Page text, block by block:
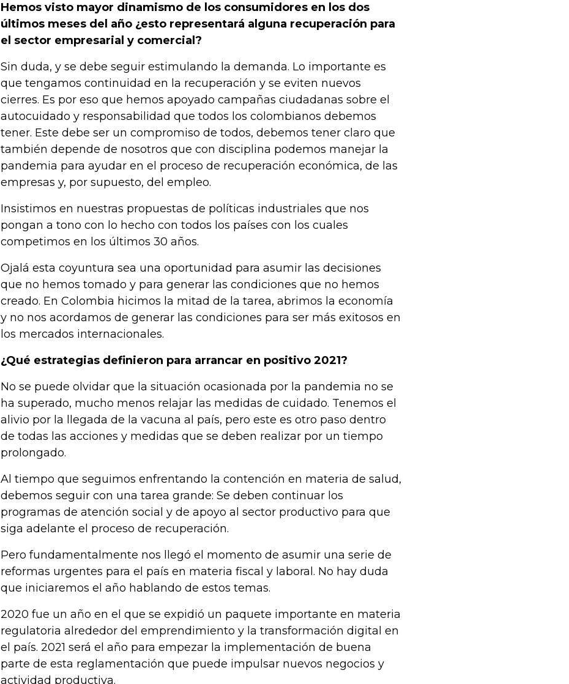
Hemos visto mayor dinamismo de los consumidores en los dos
últimos meses del año ¿esto representará alguna recuperación para
el sector empresarial y comercial?
Sin duda, y se debe seguir estimulando la demanda. Lo importante es
que tengamos continuidad en la recuperación y se eviten nuevos
cierres. Es por eso que hemos apoyado campañas ciudadanas sobre el
autocuidado y responsabilidad que todos los colombianos debemos
tener. Este debe ser un compromiso de todos, debemos tener claro que
también depende de nosotros que con disciplina podemos manejar la
pandemia para ayudar en el proceso de recuperación económica, de las
empresas y, por supuesto, del empleo.
Insistimos en nuestras propuestas de políticas industriales que nos
pongan a tono con lo hecho con todos los países con los cuales
competimos en los últimos 30 años.
Ojalá esta coyuntura sea una oportunidad para asumir las decisiones
que no hemos tomado y para generar las condiciones que no hemos
creado. En Colombia hicimos la mitad de la tarea, abrimos la economía
y no nos acordamos de generar las condiciones para ser más exitosos en
los mercados internacionales.
¿Qué estrategias definieron para arrancar en positivo 2021?
No se puede olvidar que la situación ocasionada por la pandemia no se
ha superado, mucho menos relajar las medidas de cuidado. Tenemos el
alivio por la llegada de la vacuna al país, pero este es otro paso dentro
de todas las acciones y medidas que se deben realizar por un tiempo
prolongado.
Al tiempo que seguimos enfrentando la contención en materia de salud,
debemos seguir con una tarea grande: Se deben continuar los
programas de atención social y de apoyo al sector productivo para que
siga adelante el proceso de recuperación.
Pero fundamentalmente nos llegó el momento de asumir una serie de
reformas urgentes para el país en materia fiscal y laboral. No hay duda
que iniciaremos el año hablando de estos temas.
2020 fue un año en el que se expidió un paquete importante en materia
regulatoria alrededor del emprendimiento y la transformación digital en
el país. 2021 será el año para empezar la implementación de buena
parte de esta reglamentación que puede impulsar nuevos negocios y
actividad productiva.